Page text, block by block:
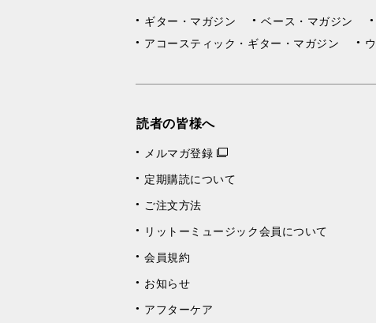
ギター・マガジン ベース・マガジン
アコースティック・ギター・マガジン
読者の皆様へ
メルマガ登録
定期購読について
ご注文方法
リットーミュージック会員について
会員規約
お知らせ
アフターケア